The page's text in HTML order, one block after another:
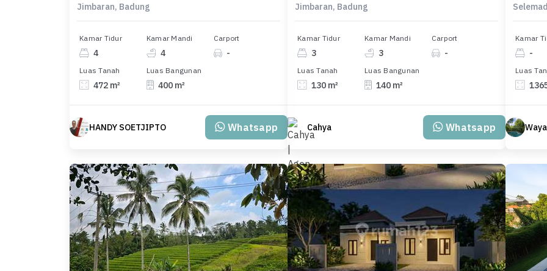
Jimbaran, Badung
Kamar Tidur
4
Kamar Mandi
4
Carport
-
Luas Tanah
472 m²
Luas Bangunan
400 m²
HANDY SOETJIPTO Whatsapp
Jimbaran, Badung
Kamar Tidur
3
Kamar Mandi
3
Carport
-
Luas Tanah
130 m²
Luas Bangunan
140 m²
Cahya Whatsapp
Kamar
-
Luas